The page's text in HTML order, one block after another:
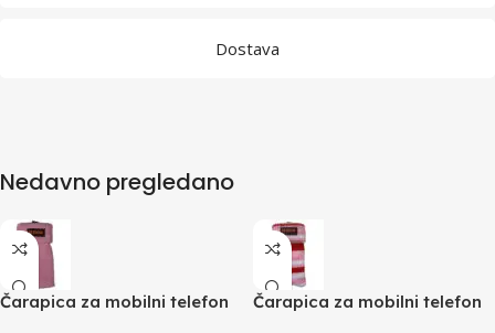
Dostava
Nedavno pregledano
Čarapica za mobilni telefon
Čarapica za mobilni telefon